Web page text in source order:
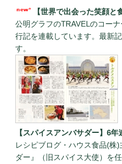
【世界で出会った笑顔と
公明グラフのTRAVELのコー
行記を連載しています。最新
す。
【スパイスアンバサダー】6年
レシピブログ・ハウス食品(株
ダー』（旧スパイス大使）を